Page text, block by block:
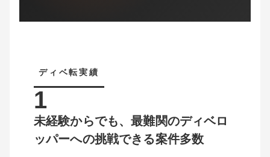
ディベ転実績
1
未経験からでも、最難関のディベロ
ッパーへの挑戦できる案件多数